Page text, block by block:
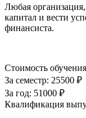
Любая
капитал и вести
финансиста.
Стоимость обучения
За семестр: 25500 ₽
За год: 51000 ₽
Квалификация